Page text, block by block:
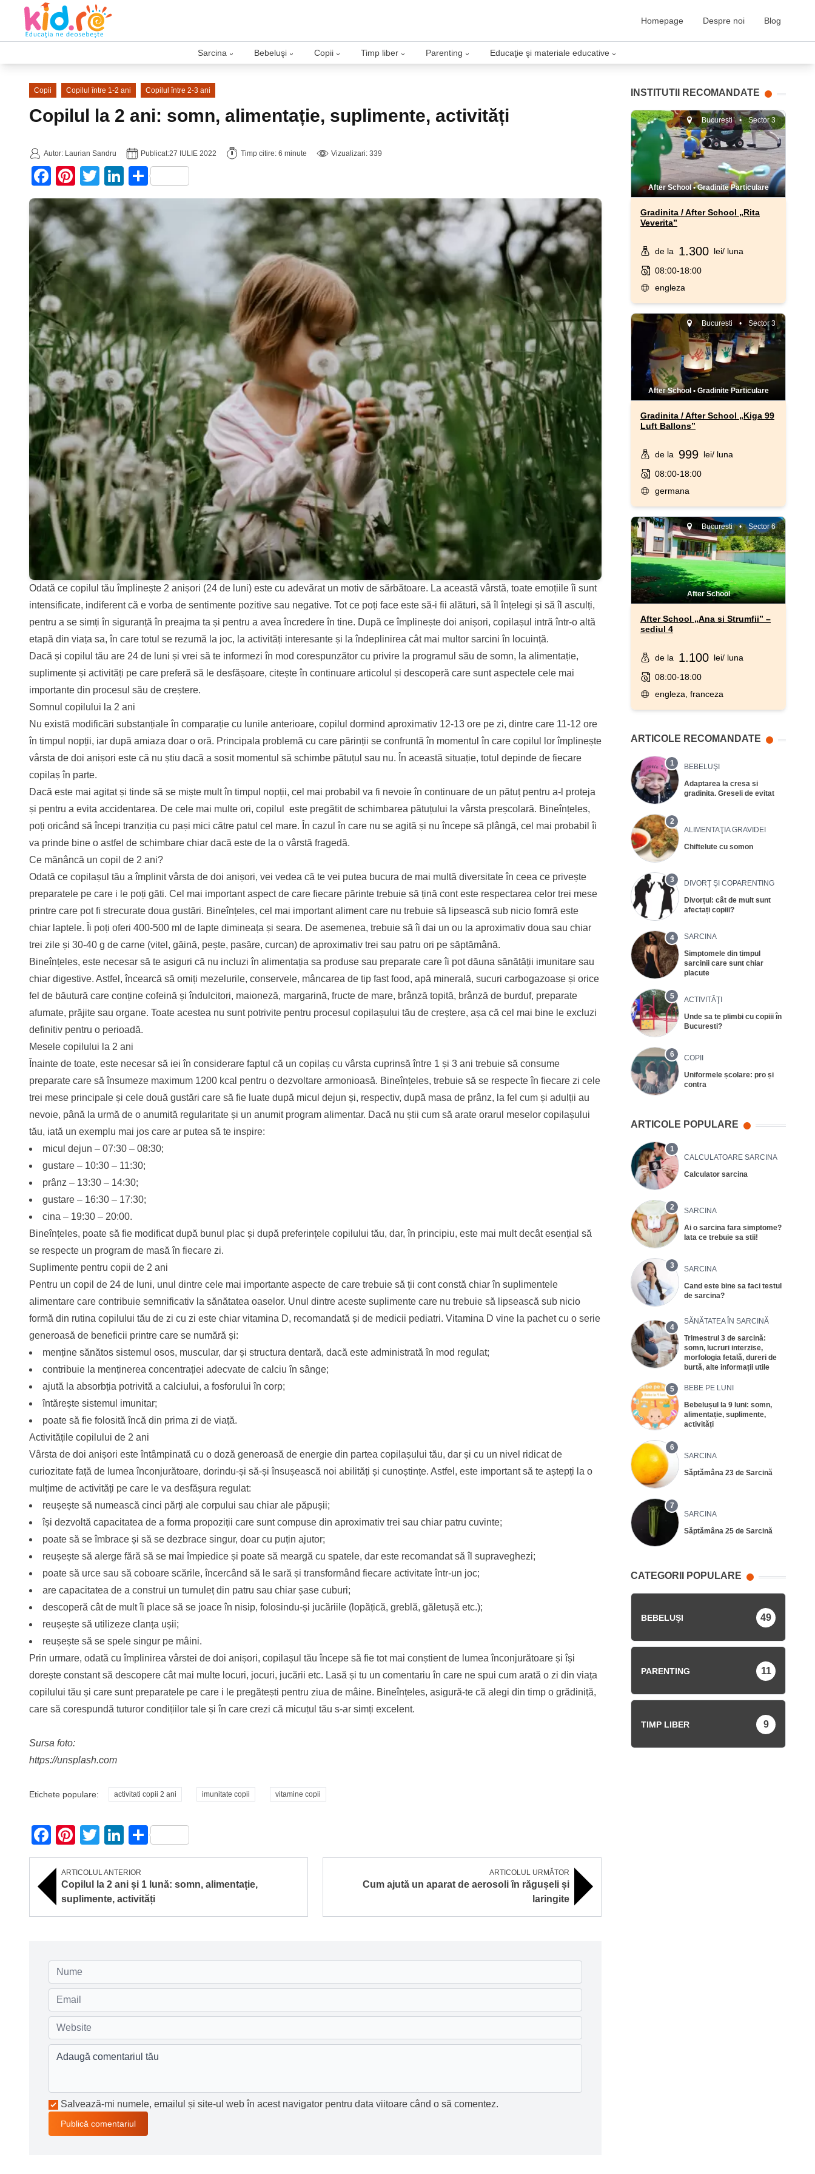
Homepage Despre noi Blog
Sarcina › Bebeluşi › Copii › Timp liber › Parenting › Educaţie şi materiale educative ›
Copii Copilul între 1-2 ani Copilul între 2-3 ani
Copilul la 2 ani: somn, alimentație, suplimente, activități
Autor: Laurian Sandru Publicat:27 IULIE 2022 Timp citire: 6 minute Vizualizari: 339
Facebook
Pinterest
TwitterLinkedIn
Partajează
Odată ce copilul tău împlinește 2 anișori (24 de luni) este cu adevărat un motiv de sărbătoare. La această vârstă, toate emoțiile îi sunt
intensificate, indiferent că e vorba de sentimente pozitive sau negative. Tot ce poți face este să-i fii alături, să îl înțelegi și să îl asculți,
pentru a se simți în siguranță în preajma ta și pentru a avea încredere în tine. După ce împlinește doi anișori, copilașul intră într-o altă
etapă din viața sa, în care totul se rezumă la joc, la activități interesante și la îndeplinirea cât mai multor sarcini în locuință.
Dacă și copilul tău are 24 de luni și vrei să te informezi în mod corespunzător cu privire la programul său de somn, la alimentație,
suplimente și activități pe care preferă să le desfășoare, citește în continuare articolul și descoperă care sunt aspectele cele mai
importante din procesul său de creștere.
Somnul copilului la 2 ani
Nu există modificări substanțiale în comparație cu lunile anterioare, copilul dormind aproximativ 12-13 ore pe zi, dintre care 11-12 ore
în timpul nopții, iar după amiaza doar o oră. Principala problemă cu care părinții se confruntă în momentul în care copilul lor împlinește
vârsta de doi anișori este că nu știu dacă a sosit momentul să schimbe pătuțul sau nu. În această situație, totul depinde de fiecare
copilaș în parte.
Dacă este mai agitat și tinde să se miște mult în timpul nopții, cel mai probabil va fi nevoie în continuare de un pătuț pentru a-l proteja
și pentru a evita accidentarea. De cele mai multe ori, copilul este pregătit de schimbarea pătuțului la vârsta preșcolară. Bineînțeles,
poți oricând să începi tranziția cu pași mici către patul cel mare. În cazul în care nu se agită și nu începe să plângă, cel mai probabil îi
va prinde bine o astfel de schimbare chiar dacă este de la o vârstă fragedă.
Ce mănâncă un copil de 2 ani?
Odată ce copilașul tău a împlinit vârsta de doi anișori, vei vedea că te vei putea bucura de mai multă diversitate în ceea ce privește
preparatele pe care i le poți găti. Cel mai important aspect de care fiecare părinte trebuie să țină cont este respectarea celor trei mese
printre care pot fi strecurate doua gustări. Bineînțeles, cel mai important aliment care nu trebuie să lipsească sub nicio fomră este
chiar laptele. Îi poți oferi 400-500 ml de lapte dimineața și seara. De asemenea, trebuie să îi dai un ou la aproximativ doua sau chiar
trei zile și 30-40 g de carne (vitel, găină, pește, pasăre, curcan) de aproximativ trei sau patru ori pe săptămână.
Bineînțeles, este necesar să te asiguri că nu incluzi în alimentația sa produse sau preparate care îi pot dăuna sănătății imunitare sau
chiar digestive. Astfel, încearcă să omiți mezelurile, conservele, mâncarea de tip fast food, apă minerală, sucuri carbogazoase și orice
fel de băutură care conține cofeină și îndulcitori, maioneză, margarină, fructe de mare, brânză topită, brânză de burduf, preparate
afumate, prăjite sau organe. Toate acestea nu sunt potrivite pentru procesul copilașului tău de creștere, așa că cel mai bine le excluzi
definitiv pentru o perioadă.
Mesele copilului la 2 ani
Înainte de toate, este necesar să iei în considerare faptul că un copilaș cu vârsta cuprinsă între 1 și 3 ani trebuie să consume
preparate care să însumeze maximum 1200 kcal pentru o dezvoltare armonioasă. Bineînțeles, trebuie să se respecte în fiecare zi cele
trei mese principale și cele două gustări care să fie luate după micul dejun și, respectiv, după masa de prânz, la fel cum și adulții au
nevoie, până la urmă de o anumită regularitate și un anumit program alimentar. Dacă nu știi cum să arate orarul meselor copilașului
tău, iată un exemplu mai jos care ar putea să te inspire:
micul dejun – 07:30 – 08:30;
gustare – 10:30 – 11:30;
prânz – 13:30 – 14:30;
gustare – 16:30 – 17:30;
cina – 19:30 – 20:00.
Bineînțeles, poate să fie modificat după bunul plac și după preferințele copilului tău, dar, în principiu, este mai mult decât esențial să
se respecte un program de masă în fiecare zi.
Suplimente pentru copii de 2 ani
Pentru un copil de 24 de luni, unul dintre cele mai importante aspecte de care trebuie să ții cont constă chiar în suplimentele
alimentare care contribuie semnificativ la sănătatea oaselor. Unul dintre aceste suplimente care nu trebuie să lipsească sub nicio
formă din rutina copilului tău de zi cu zi este chiar vitamina D, recomandată și de medicii pediatri. Vitamina D vine la pachet cu o serie
generoasă de beneficii printre care se numără și:
menține sănătos sistemul osos, muscular, dar și structura dentară, dacă este administrată în mod regulat;
contribuie la menținerea concentrației adecvate de calciu în sânge;
ajută la absorbția potrivită a calciului, a fosforului în corp;
întărește sistemul imunitar;
poate să fie folosită încă din prima zi de viață.
Activitățile copilului de 2 ani
Vârsta de doi anișori este întâmpinată cu o doză generoasă de energie din partea copilașului tău, dar și cu un nivel ridicat de
curiozitate față de lumea înconjurătoare, dorindu-și să-și însușească noi abilități și cunoștințe. Astfel, este important să te aștepți la o
mulțime de activități pe care le va desfășura regulat:
reușește să numească cinci părți ale corpului sau chiar ale păpușii;
își dezvoltă capacitatea de a forma propoziții care sunt compuse din aproximativ trei sau chiar patru cuvinte;
poate să se îmbrace și să se dezbrace singur, doar cu puțin ajutor;
reușește să alerge fără să se mai împiedice și poate să meargă cu spatele, dar este recomandat să îl supraveghezi;
poate să urce sau să coboare scările, încercând să le sară și transformând fiecare activitate într-un joc;
are capacitatea de a construi un turnuleț din patru sau chiar șase cuburi;
descoperă cât de mult îi place să se joace în nisip, folosindu-și jucăriile (lopățică, greblă, găletușă etc.);
reușește să utilizeze clanța ușii;
reușește să se spele singur pe mâini.
Prin urmare, odată cu împlinirea vârstei de doi anișori, copilașul tău începe să fie tot mai conștient de lumea înconjurătoare și își
dorește constant să descopere cât mai multe locuri, jocuri, jucării etc. Lasă și tu un comentariu în care ne spui cum arată o zi din viața
copilului tău și care sunt preparatele pe care i le pregătești pentru ziua de mâine. Bineînțeles, asigură-te că alegi din timp o grădiniță,
care să corespundă tuturor condițiilor tale și în care crezi că micuțul tău s-ar simți excelent.
Sursa foto:
https://unsplash.com
Etichete populare: activitati copii 2 ani imunitate copii vitamine copii
Facebook
Pinterest
TwitterLinkedIn
Partajează
ARTICOLUL ANTERIOR
Copilul la 2 ani și 1 lună: somn, alimentație,
suplimente, activități
ARTICOLUL URMĂTOR
Cum ajută un aparat de aerosoli în răgușeli și
laringite
Salvează-mi numele, emailul și site-ul web în acest navigator pentru data viitoare când o să comentez.
INSTITUTII RECOMANDATE
Bucuresti • Sector 3
After School•Gradinite Particulare
Gradinita / After School „Rita
Veverita”
de la 1.300 lei/ luna
08:00-18:00
engleza
Bucuresti • Sector 3
After School• Gradinite Particulare
Gradinita / After School „Kiga 99
Luft Ballons”
de la 999 lei/ luna
08:00-18:00
germana
Bucuresti • Sector 6
After School
After School „Ana si Strumfii” –
sediul 4
de la 1.100 lei/ luna
08:00-18:00
engleza, franceza
ARTICOLE RECOMANDATE
1
BEBELUŞI
Adaptarea la cresa si
gradinita. Greseli de evitat
2
ALIMENTAŢIA GRAVIDEI
Chiftelute cu somon
3
DIVORŢ ŞI COPARENTING
Divorțul: cât de mult sunt
afectați copiii?
4
SARCINA
Simptomele din timpul
sarcinii care sunt chiar
placute
5
ACTIVITĂŢI
Unde sa te plimbi cu copiii în
Bucuresti?
6
COPII
Uniformele școlare: pro și
contra
ARTICOLE POPULARE
1
CALCULATOARE SARCINA
Calculator sarcina
2
SARCINA
Ai o sarcina fara simptome?
Iata ce trebuie sa stii!
3
SARCINA
Cand este bine sa faci testul
de sarcina?
4
SĂNĂTATEA ÎN SARCINĂ
Trimestrul 3 de sarcină:
somn, lucruri interzise,
morfologia fetală, dureri de
burtă, alte informații utile
5
BEBE PE LUNI
Bebelușul la 9 luni: somn,
alimentație, suplimente,
activități
6
SARCINA
Săptămâna 23 de Sarcină
7
SARCINA
Săptămâna 25 de Sarcină
CATEGORII POPULARE
BEBELUŞI 49
PARENTING 11
TIMP LIBER 9